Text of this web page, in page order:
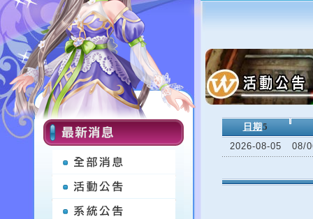
日期 5
2026-08-05
08/